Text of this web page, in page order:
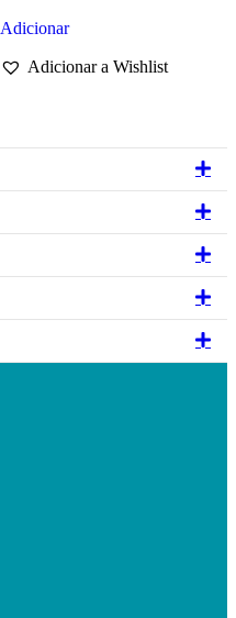
Adicionar
Adicionar a Wishlist